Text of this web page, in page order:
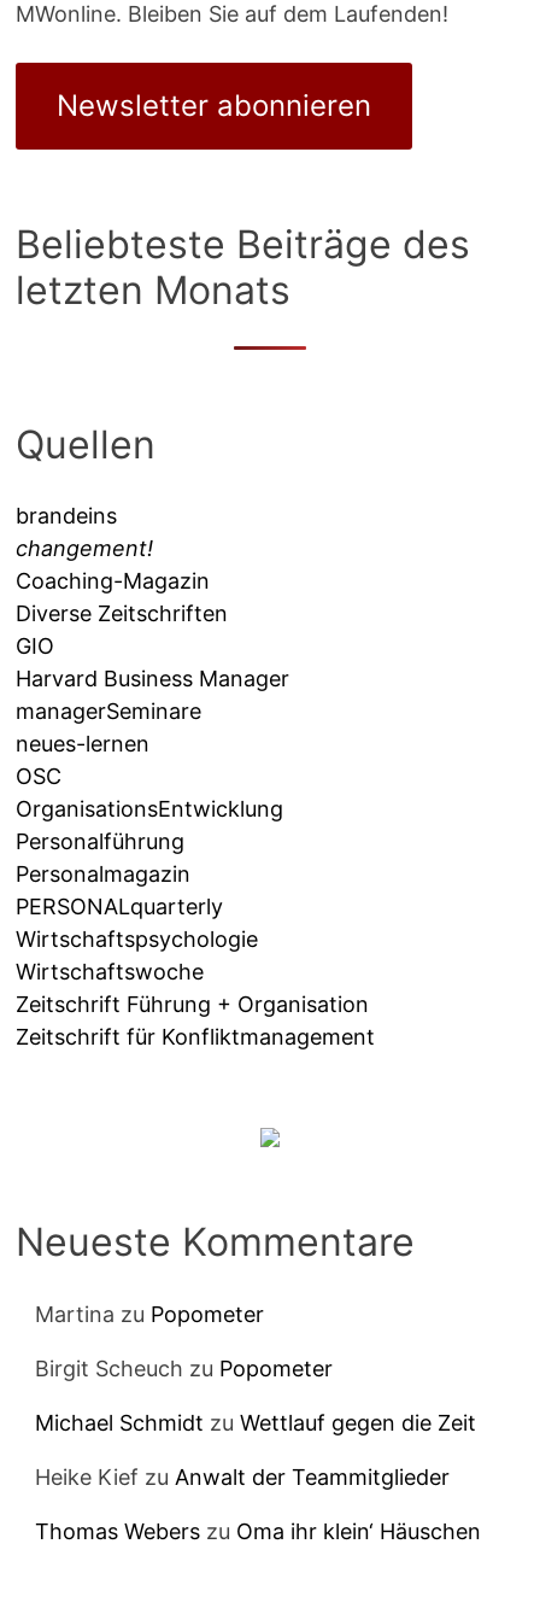
MWonline. Bleiben Sie auf dem Laufenden!
Newsletter abonnieren
Beliebteste Beiträge des
letzten Monats
Quellen
brandeins
changement!
Coaching-Magazin
Diverse Zeitschriften
GIO
Harvard Business Manager
managerSeminare
neues-lernen
OSC
OrganisationsEntwicklung
Personalführung
Personalmagazin
PERSONALquarterly
Wirtschaftspsychologie
Wirtschaftswoche
Zeitschrift Führung + Organisation
Zeitschrift für Konfliktmanagement
Neueste Kommentare
Martina zu Popometer
Birgit Scheuch zu Popometer
Michael Schmidt zuWettlauf gegen die Zeit
Heike Kief zu Anwalt der Teammitglieder
Thomas Webers zu Oma ihr klein‘ Häuschen